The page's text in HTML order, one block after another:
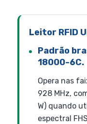
Leitor RFID
Padrão
18000-6C.
Opera nas
928 MHz,
W) quando
espectral